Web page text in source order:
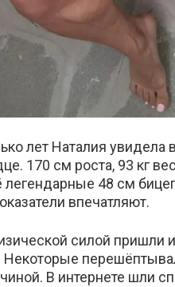
лет Наталия увидела
170 см роста, 93 кг
легендарные 48 см
впечатляют.
силой пришли
В интернете шли